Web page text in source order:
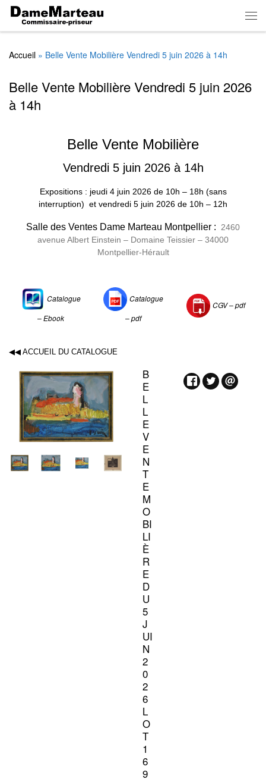
Skip to content
Accueil » Belle Vente Mobilière Vendredi 5 juin 2026 à 14h
Belle Vente Mobilière Vendredi 5 juin 2026
à 14h
Belle Vente Mobilière
Vendredi 5 juin 2026 à 14h
Expositions : jeudi 4 juin 2026de 10h – 18h (sans
interruption) et vendredi 5 juin 2026 de 10h – 12h
Salle des Ventes Dame Marteau Montpellier :
2460
avenue Albert Einstein – Domaine Teissier – 34000
Montpellier-Hérault
Catalogue
– Ebook
Catalogue
– pdf
CGV –pdf
◀◀ ACCUEIL DU CATALOGUE
B
E
L
L
E
V
E
N
T
E
M
O
BI
LI
È
R
E
D
U
5
J
UI
N
2
0
2
6
L
O
T
1
6
9